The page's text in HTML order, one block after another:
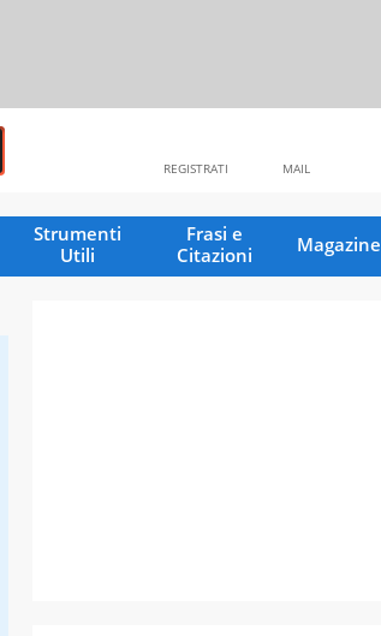
MAIL
REGISTRATI
Strumenti
Utili
Frasi e
Citazioni
Magazine